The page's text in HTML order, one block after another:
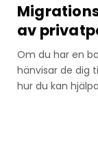
av
Om du har en
hänvisar de dig
hur du kan